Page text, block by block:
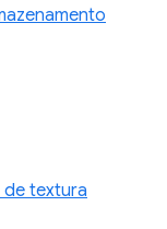
textura